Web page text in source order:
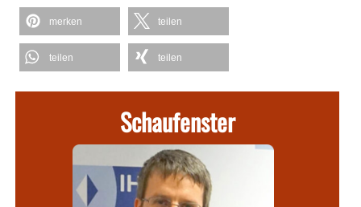
merken teilen
teilen teilen
Schaufenster